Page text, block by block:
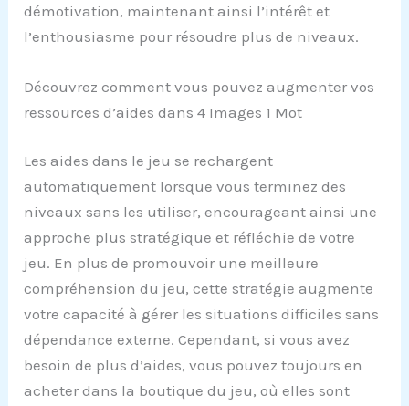
démotivation, maintenant ainsi l’intérêt et
l’enthousiasme pour résoudre plus de niveaux.
Découvrez comment vous pouvez augmenter vos
ressources d’aides dans 4 Images 1 Mot
Les aides dans le jeu se rechargent
automatiquement lorsque vous terminez des
niveaux sans les utiliser, encourageant ainsi une
approche plus stratégique et réfléchie de votre
jeu. En plus de promouvoir une meilleure
compréhension du jeu, cette stratégie augmente
votre capacité à gérer les situations difficiles sans
dépendance externe. Cependant, si vous avez
besoin de plus d’aides, vous pouvez toujours en
acheter dans la boutique du jeu, où elles sont